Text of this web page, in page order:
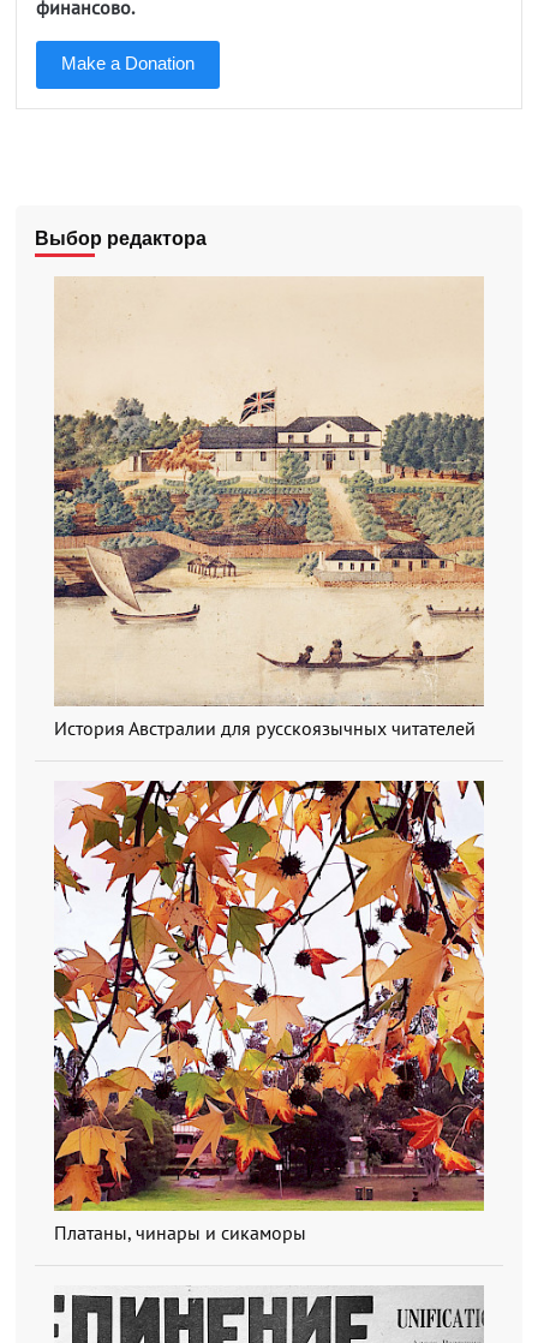
финансово.
Make a Donation
Выбор редактора
История Австралии для русскоязычных читателей
Платаны, чинары и сикаморы